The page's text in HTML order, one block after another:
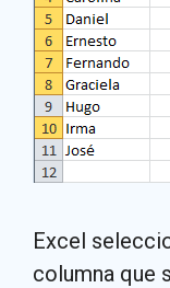
Excel
columna que